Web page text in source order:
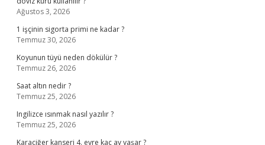
Ağustos 3, 2026
1 işçinin sigorta primi ne kadar ?
Temmuz 30, 2026
Koyunun tüyü neden dökülür ?
Temmuz 26, 2026
Saat altın nedir ?
Temmuz 25, 2026
Ingilizce ısınmak nasıl yazılır ?
Temmuz 25, 2026
Karaciğer kanseri 4. evre kaç ay yaşar ?